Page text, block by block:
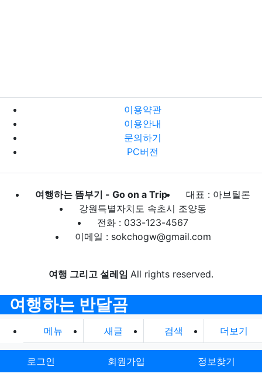
이용약관
이용안내
문의하기
PC버전
여행하는 뜸부기 - Go on a Trip
대표 : 아브틸론
강원특별자치도 속초시 조양동
전화 : 033-123-4567
이메일 : sokchogw@gmail.com
여행 그리고 설레임 All rights reserved.
여행하는 반달곰
메뉴 새글 검색 더보기
로그인 회원가입 정보찾기